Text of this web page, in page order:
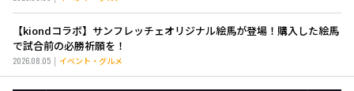
【kiondコラボ】サンフレッチェオリジナル絵馬が登場！購入した絵馬
で試合前の必勝祈願を！
2026.08.05 イベント・グルメ